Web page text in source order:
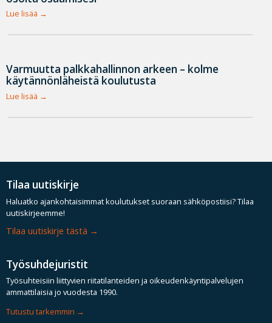
Lue lisää
Varmuutta palkkahallinnon arkeen – kolme
käytännönläheistä koulutusta
Lue lisää
Tilaa uutiskirje
Haluatko ajankohtaisimmat koulutukset suoraan sähköpostiisi? Tilaa
uutiskirjeemme!
Tilaa uutiskirje tästä
Työsuhdejuristit
Työsuhteisiin liittyvien riitatilanteiden ja oikeudenkäyntipalvelujen
ammattilaisia jo vuodesta 1990.
Tutustu tarkemmin